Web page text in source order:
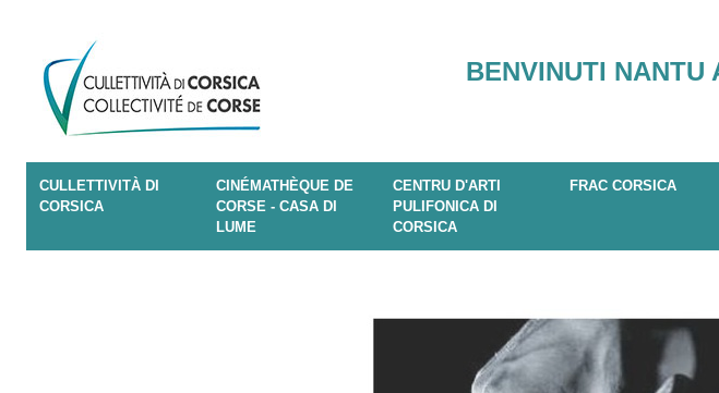
BENVINUTI NANTU
CULLETTIVITÀ DI
CORSICA
CINÉMATHÈQUE DE
CORSE - CASA DI
LUME
CENTRU D'ARTI
PULIFONICA DI
CORSICA
FRAC CORSICA